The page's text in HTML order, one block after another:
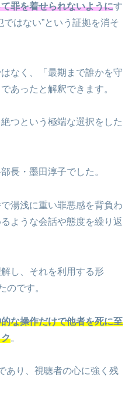
罪を着せられないようにす
ではない”という証拠を消そ
なく、「最期まで誰かを守
あったと解釈できます。
つという極端な選択をした
長・墨田淳子でした。
湯浅に重い罪悪感を背負わ
ような会話や態度を繰り返
し、それを利用する形
のです。
な操作だけで他者を死に至
。
あり、視聴者の心に強く残